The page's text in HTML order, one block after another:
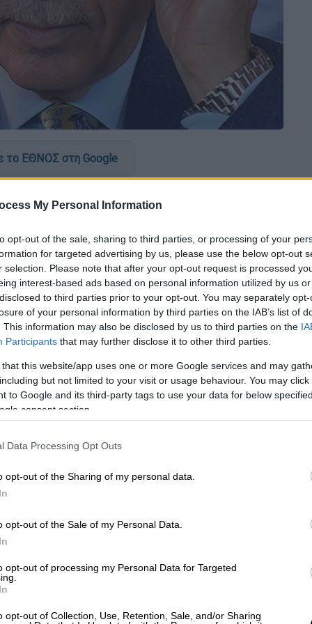
My Personal Information
opt-out of the sale, sharing to third parties, or processing of your
for targeted advertising by us, please use the below opt-out
selection. Please note that after your opt-out request is processed
interest-based ads based on personal information utilized by us
to third parties prior to your opt-out. You may separately
of your personal information by third parties on the IAB’s list of
This information may also be disclosed by us to third parties on the
Participants that may further disclose it to other third parties.
that this website/app uses one or more Google services and may
but not limited to your visit or usage behaviour. You may
to Google and its third-party tags to use your data for below
consent section.
Data Processing Opt Outs
opt-out of the Sharing of my personal data.
opt-out of the Sale of my Personal Data.
opt-out of processing my Personal Data for Targeted
opt-out of Collection, Use, Retention, Sale, and/or Sharing
το ΕΘΝΟΣ στη Google
εκδήλωση για την 97η επέτειο της
λογαριασμούς των μέσων κοινωνικής
Ταγίπ Ερντογάν και του
υπουργού
από λίγο αφαιρέθηκαν, καθώς
μελώντης Εθνικής Υπηρεσίας
αποτελείται μόνο από τα σύνορά
αυτές οι
των ανθρώπων που χειρίζονται τον
μέσα κοινωνικής δικτύωσης.